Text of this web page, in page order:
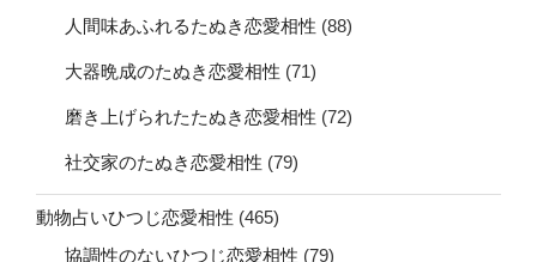
人間味あふれるたぬき恋愛相性 (88)
大器晩成のたぬき恋愛相性 (71)
磨き上げられたたぬき恋愛相性 (72)
社交家のたぬき恋愛相性 (79)
動物占いひつじ恋愛相性 (465)
協調性のないひつじ恋愛相性 (79)